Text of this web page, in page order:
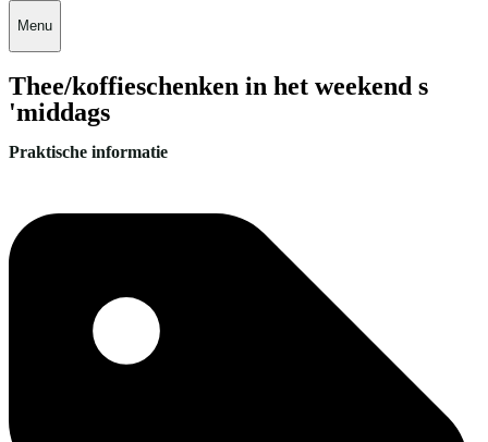
Menu
Thee/koffieschenken in het weekend s
'middags
Praktische informatie